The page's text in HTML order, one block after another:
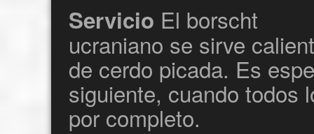
Servicio El borscht
ucraniano se sirve
de cerdo picada. Es
siguiente, cuando todos
por completo.